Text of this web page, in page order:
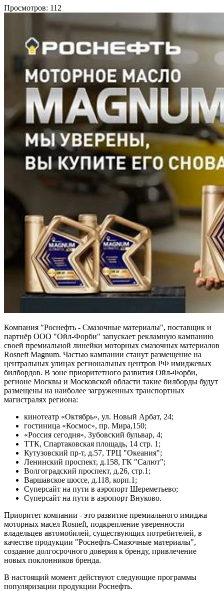
Просмотров: 112
Компания "Роснефть - Смазочные материалы", поставщик и
партнёр ООО "Ойл-Форби" запускает рекламную кампанию
своей премиальной линейки моторных смазочных материалов
Rosneft Magnum. Частью кампании станут размещение на
центральных улицах региональных центров РФ имиджевых
билбордов. В зоне приоритетного развития Ойл-Форби,
регионе Москвы и Московской области такие билборды будут
размещены на наиболее загруженных транспортных
магистралях региона:
кинотеатр «Октябрь», ул. Новый Арбат, 24;
гостиница «Космос», пр. Мира,150;
«Россия сегодня», Зубовский бульвар, 4;
ТТК, Спартаковская площадь, 14 стр. 1;
Кутузовский пр-т, д.57, ТРЦ "Океания";
Ленинский проспект, д.158, ГК "Салют";
Волгоградский проспект, д.26, стр.1;
Варшавское шоссе, д.118, корп.1;
Суперсайт на пути в аэропорт Шереметьево;
Суперсайт на пути в аэропорт Внуково.
Приоритет компании - это развитие премиального имиджа
моторных масел Rosneft, подкрепление уверенности
владельцев автомобилей, существующих потребителей, в
качестве продукции "Роснефть-Смазочные материалы",
создание долгосрочного доверия к бренду, привлечение
новых поклонников бренда.
В настоящий момент действуют следующие программы
популяризации продукции Роснефть.